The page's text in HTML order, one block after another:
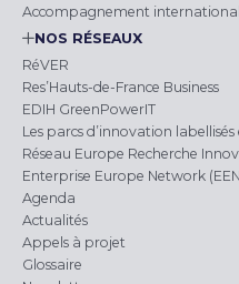
Accompagnement international
NOS RÉSEAUX
RéVER
Res’Hauts-de-France Business
EDIH GreenPowerIT
Les parcs d’innovation
Réseau Europe Recherche
Enterprise Europe Network
Agenda
Actualités
Appels à projet
Glossaire